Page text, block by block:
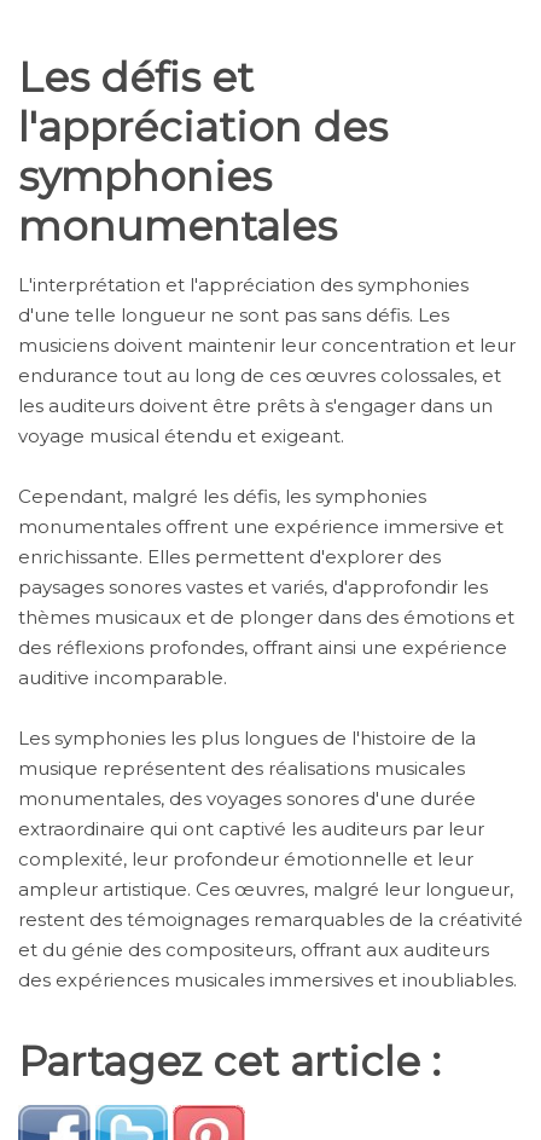
Les défis et
l'appréciation des
symphonies
monumentales
L'interprétation et l'appréciation des symphonies
d'une telle longueur ne sont pas sans défis. Les
musiciens doivent maintenir leur concentration et leur
endurance tout au long de ces œuvres colossales, et
les auditeurs doivent être prêts à s'engager dans un
voyage musical étendu et exigeant.
Cependant, malgré les défis, les symphonies
monumentales offrent une expérience immersive et
enrichissante. Elles permettent d'explorer des
paysages sonores vastes et variés, d'approfondir les
thèmes musicaux et de plonger dans des émotions et
des réflexions profondes, offrant ainsi une expérience
auditive incomparable.
Les symphonies les plus longues de l'histoire de la
musique représentent des réalisations musicales
monumentales, des voyages sonores d'une durée
extraordinaire qui ont captivé les auditeurs par leur
complexité, leur profondeur émotionnelle et leur
ampleur artistique. Ces œuvres, malgré leur longueur,
restent des témoignages remarquables de la créativité
et du génie des compositeurs, offrant aux auditeurs
des expériences musicales immersives et inoubliables.
Partagez cet article :